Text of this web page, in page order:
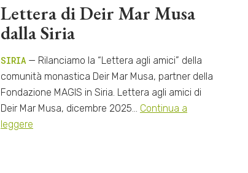
Lettera di Deir Mar Musa
dalla Siria
SIRIA— Rilanciamo la “Lettera agli amici” della
comunità monastica Deir Mar Musa, partner della
Fondazione MAGIS in Siria. Lettera agli amici di
Deir Mar Musa, dicembre 2025… Continua a
leggere